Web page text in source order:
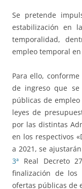
Se pretende
estabilización en
temporalidad,
empleo temporal
Para ello, conforme
de ingreso que
públicas de
leyes de
por las distintas
en los respectivos
a 2021, se
3ª Real Decreto
finalización de los
ofertas públicas de